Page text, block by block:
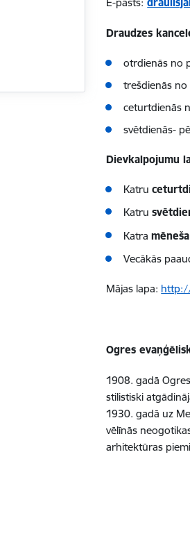
Draudzes
otrdienās no
trešdienās
ceturtdienās
svētdienās-
Dievkalpojumu
Katru
Katru
Katra
Vecākās
Mājas lapa:
Ogres
1908. gadā
stilistiski
1930. gadā uz
vēlīnās
arhitektūras